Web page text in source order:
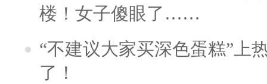
楼！女子傻眼了……
“不建议大家买深色蛋糕”上
了！